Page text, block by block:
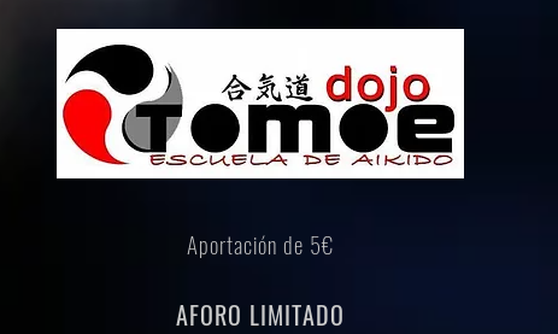
Aportación de 5€
AFORO LIMITADO